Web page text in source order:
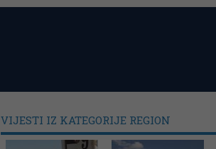
VIJESTI IZ KATEGORIJE REGION